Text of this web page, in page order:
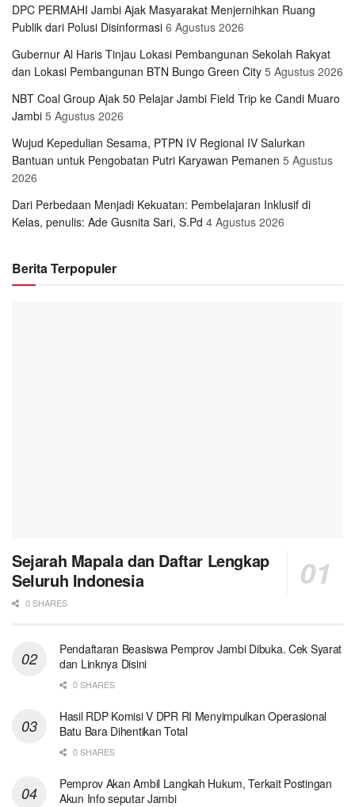
DPC PERMAHI Jambi Ajak Masyarakat Menjernihkan Ruang
Publik dari Polusi Disinformasi 6 Agustus 2026
Gubernur Al Haris Tinjau Lokasi Pembangunan Sekolah Rakyat
dan Lokasi Pembangunan BTN Bungo Green City 5 Agustus 2026
NBT Coal Group Ajak 50 Pelajar Jambi Field Trip ke Candi Muaro
Jambi 5 Agustus 2026
Wujud Kepedulian Sesama, PTPN IV Regional IV Salurkan
Bantuan untuk Pengobatan Putri Karyawan Pemanen 5 Agustus
2026
Dari Perbedaan Menjadi Kekuatan: Pembelajaran Inklusif di
Kelas, penulis: Ade Gusnita Sari, S.Pd 4 Agustus 2026
Berita Terpopuler
Sejarah Mapala dan Daftar Lengkap
Seluruh Indonesia
0 SHARES
Pendaftaran Beasiswa Pemprov Jambi Dibuka. Cek Syarat
dan Linknya Disini
0 SHARES
Hasil RDP Komisi V DPR RI Menyimpulkan Operasional
Batu Bara Dihentikan Total
0 SHARES
Pemprov Akan Ambil Langkah Hukum, Terkait Postingan
Akun Info seputar Jambi